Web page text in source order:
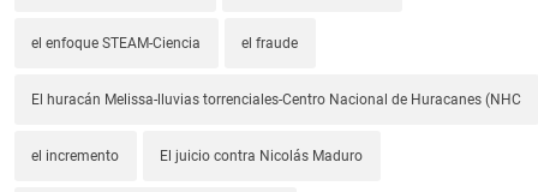
el enfoque STEAM-Ciencia el fraude
El huracán Melissa-lluvias torrenciales-Centro Nacional de Huracanes (NHC
el incremento El juicio contra Nicolás Maduro